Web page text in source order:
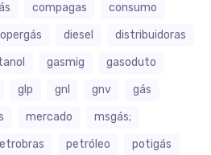
compagas
consumo
diesel
distribuidoras
gasmig
gasoduto
glp gnl gnv
gás
mercado
msgás;
petróleo
potigás